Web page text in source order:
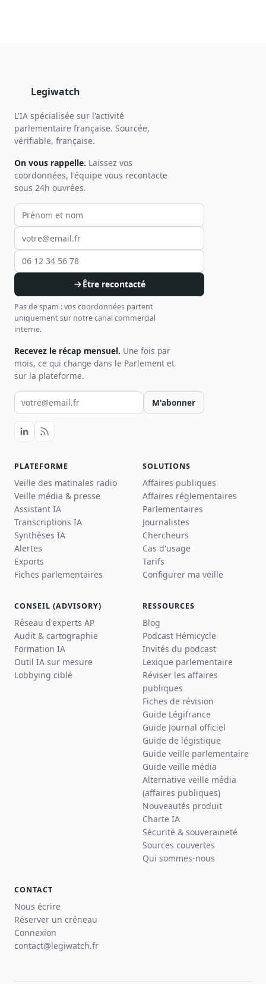
Legiwatch
L'IA spécialisée sur l'activité
parlementaire française. Sourcée,
vérifiable, française.
On vous rappelle. Laissez vos
coordonnées, l'équipe vous recontacte
sous 24h ouvrées.
Votre prénom et nom
Votre email
Votre téléphone
Être recontacté
Pas de spam : vos coordonnées partent
uniquement sur notre canal commercial
interne.
Recevez le récap mensuel. Une fois par
mois, ce qui change dans le Parlement et
sur la plateforme.
Votre email pour la newsletter
M'abonner
PLATEFORME
Veille des matinales radio
Veille média & presse
Assistant IA
Transcriptions IA
Synthèses IA
Alertes
Exports
Fiches parlementaires
SOLUTIONS
Affaires publiques
Affaires réglementaires
Parlementaires
Journalistes
Chercheurs
Cas d'usage
Tarifs
Configurer ma veille
CONSEIL (ADVISORY)
Réseau d'experts AP
Audit & cartographie
Formation IA
Outil IA sur mesure
Lobbying ciblé
RESSOURCES
Blog
Podcast Hémicycle
Invités du podcast
Lexique parlementaire
Réviser les affaires
publiques
Fiches de révision
Guide Légifrance
Guide Journal officiel
Guide de légistique
Guide veille parlementaire
Guide veille média
Alternative veille média
(affaires publiques)
Nouveautés produit
Charte IA
Sécurité & souveraineté
Sources couvertes
Qui sommes-nous
CONTACT
Nous écrire
Réserver un créneau
Connexion
contact@legiwatch.fr